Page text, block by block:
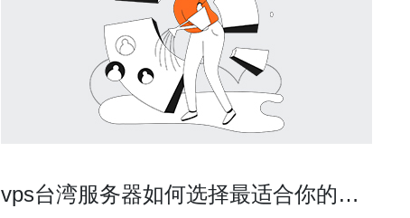
vps台湾服务器如何选择最适合你的方